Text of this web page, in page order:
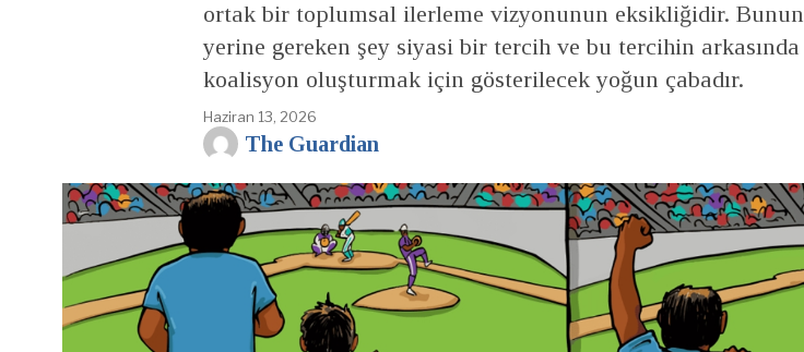
ortak bir toplumsal ilerleme vizyonunun eksikliğidir. Bunun
yerine gereken şey siyasi bir tercih ve bu tercihin arkasında
koalisyon oluşturmak için gösterilecek yoğun çabadır.
Haziran 13, 2026
The Guardian